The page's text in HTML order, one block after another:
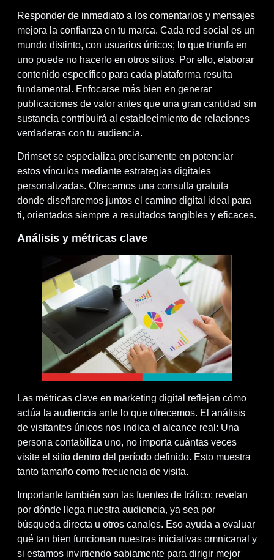
Responder de inmediato a los comentarios y mensajes
mejora la confianza en tu marca. Cada red social es un
mundo distinto, con usuarios únicos; lo que triunfa en
uno puede no hacerlo en otros sitios. Por ello, elaborar
contenido específico para cada plataforma resulta
fundamental. Enfocarse más bien en generar
publicaciones de valor antes que una gran cantidad sin
sustancia contribuirá al establecimiento de relaciones
verdaderas con tu audiencia.
Drimset se especializa precisamente en potenciar
estos vínculos mediante estrategias digitales
personalizadas. Ofrecemos una consulta gratuita
donde diseñaremos juntos el camino digital ideal para
ti, orientados siempre a resultados tangibles y eficaces.
Análisis y métricas clave
Las métricas clave en marketing digital reflejan cómo
actúa la audiencia ante lo que ofrecemos. El análisis
de visitantes únicos nos indica el alcance real: Una
persona contabiliza uno, no importa cuántas veces
visite el sitio dentro del período definido. Esto muestra
tanto tamaño como frecuencia de visita.
Importante también son las fuentes de tráfico; revelan
por dónde llega nuestra audiencia, ya sea por
búsqueda directa u otros canales. Eso ayuda a evaluar
qué tan bien funcionan nuestras iniciativas omnicanal y
si estamos invirtiendo sabiamente para dirigir mejor